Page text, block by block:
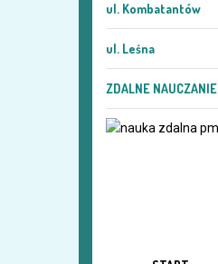
ul. Kombatantów
ul. Leśna
ZDALNE NAUCZANIE